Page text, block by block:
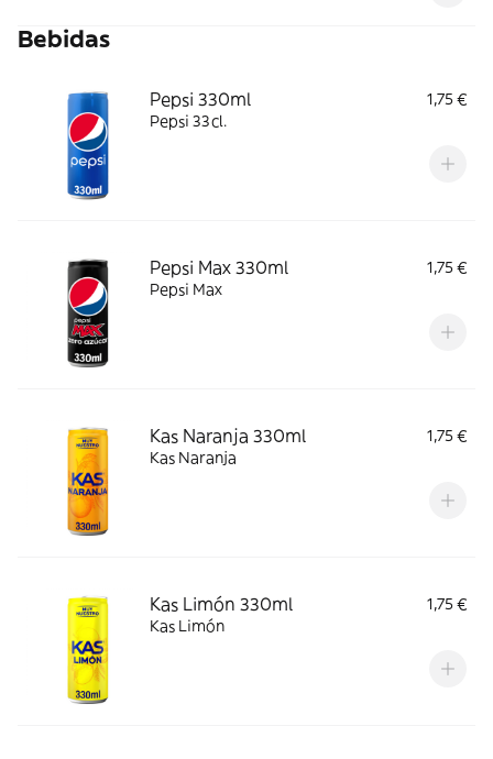
Bebidas
Pepsi 330ml
1,75 €
Pepsi 33cl.
Pepsi Max 330ml
1,75 €
Pepsi Max
Kas Naranja 330ml
1,75 €
Kas Naranja
Kas Limón 330ml
1,75 €
Kas Limón